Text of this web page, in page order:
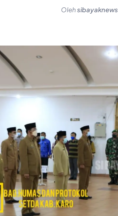
Olehsibayaknews